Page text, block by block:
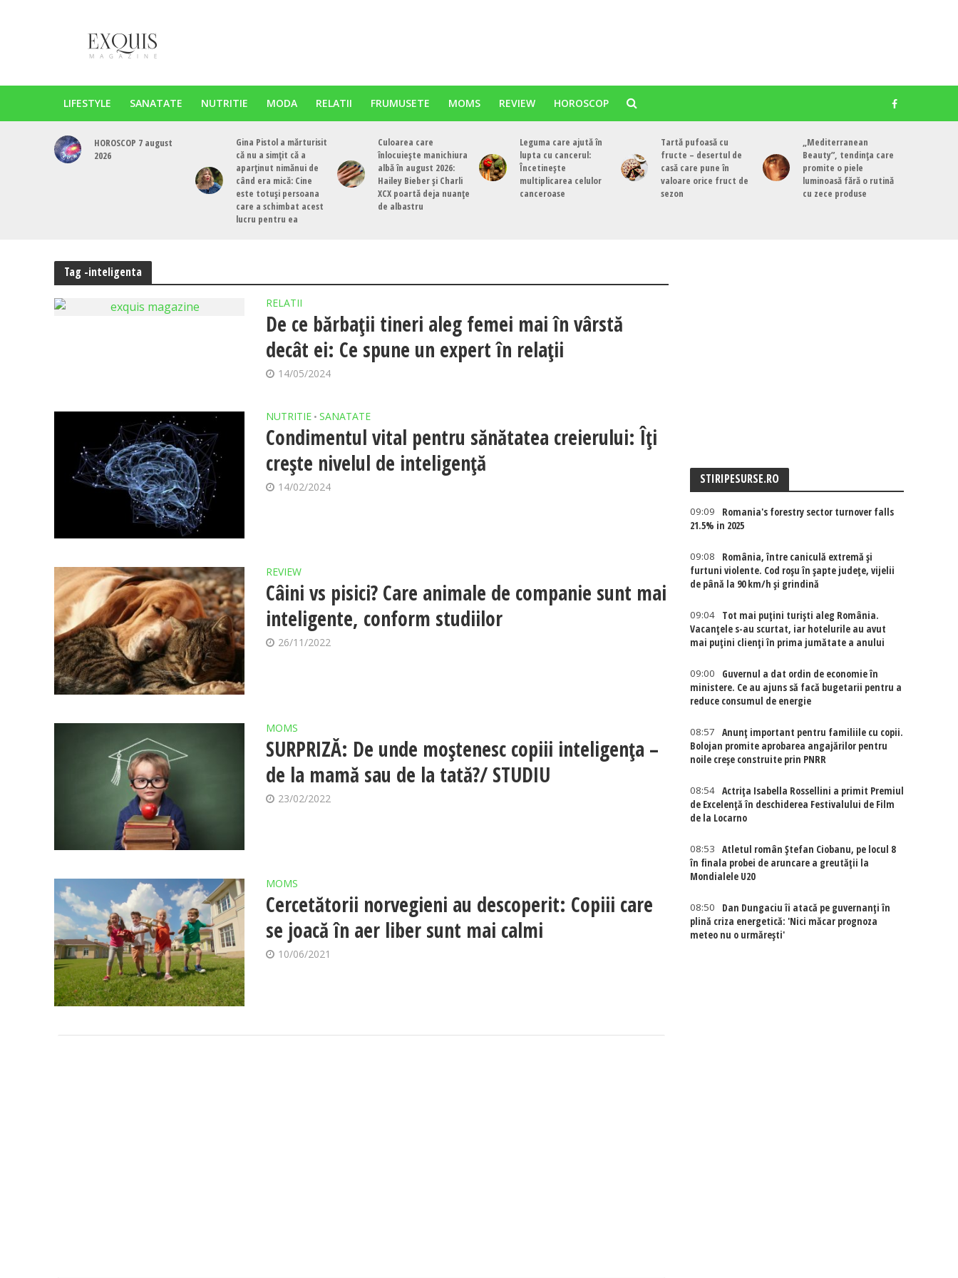
LIFESTYLE SANATATE NUTRITIE MODA RELATII FRUMUSETE MOMS REVIEW HOROSCOP
HOROSCOP 7 august
2026
Gina Pistol a mărturisit
că nu a simțit că a
aparținut nimănui de
când era mică: Cine
este totuși persoana
care a schimbat acest
lucru pentru ea
Culoarea care
înlocuiește manichiura
albă în august 2026:
Hailey Bieber și Charli
XCX poartă deja nuanțe
de albastru
Leguma care ajută în
lupta cu cancerul:
Încetinește
multiplicarea celulor
canceroase
Tartă pufoasă cu
fructe – desertul de
casă care pune în
valoare orice fruct de
sezon
„Mediterranean
Beauty”, tendința care
promite o piele
luminoasă fără o rutină
cu zece produse
Tag -inteligenta
RELATII
De ce bărbații tineri aleg femei mai în vârstă
decât ei: Ce spune un expert în relații
14/05/2024
NUTRITIE • SANATATE
Condimentul vital pentru sănătatea creierului: Îți
crește nivelul de inteligență
14/02/2024
REVIEW
Câini vs pisici? Care animale de companie sunt mai
inteligente, conform studiilor
26/11/2022
MOMS
SURPRIZĂ: De unde moştenesc copiii inteligenţa –
de la mamă sau de la tată?/ STUDIU
23/02/2022
MOMS
Cercetătorii norvegieni au descoperit: Copiii care
se joacă în aer liber sunt mai calmi
10/06/2021
STIRIPESURSE.RO
09:09
Romania's forestry sector turnover falls
21.5% in 2025
09:08
România, între caniculă extremă și
furtuni violente. Cod roșu în șapte județe, vijelii
de până la 90 km/h și grindină
09:04
Tot mai puțini turiști aleg România.
Vacanțele s-au scurtat, iar hotelurile au avut
mai puțini clienți în prima jumătate a anului
09:00
Guvernul a dat ordin de economie în
ministere. Ce au ajuns să facă bugetarii pentru a
reduce consumul de energie
08:57
Anunț important pentru familiile cu copii.
Bolojan promite aprobarea angajărilor pentru
noile creșe construite prin PNRR
08:54 Actriţa Isabella Rossellini a primit Premiul
de Excelenţă în deschiderea Festivalului de Film
de la Locarno
08:53
Atletul român Ștefan Ciobanu, pe locul 8
în finala probei de aruncare a greutății la
Mondialele U20
08:50
Dan Dungaciu îi atacă pe guvernanți în
plină criza energetică: 'Nici măcar prognoza
meteo nu o urmărești'